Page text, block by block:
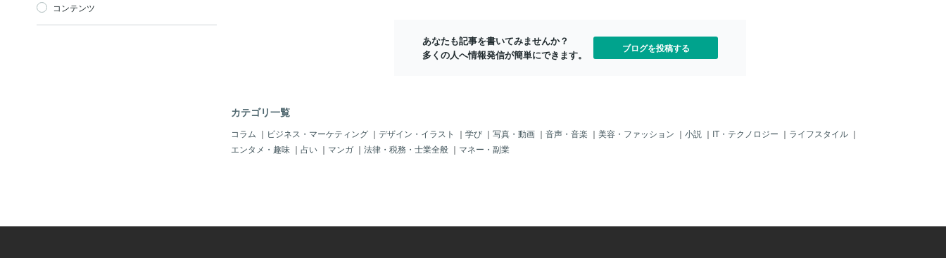
コンテンツ
赤ちゃん向けプラスチック製③陶器製④
お湯入れる式だとやわらか湯たんぽゴム
製、シリコン製⑤ウエットスーツ素材の
湯たんぽ たまご型から腰用、靴タイプ
（ややお高め）⑥小豆や大豆で温める
あなたも記事を書いてみませんか？
多くの人へ情報発信が簡単にできます。
ブログを投稿する
カテゴリ一覧
コラム ｜ ビジネス・マーケティング ｜ デザイン・イラスト ｜ 学び ｜ 写真・動画 ｜ 音声・音楽 ｜ 美容・ファッション ｜ 小説 ｜ IT・テクノロジー ｜ ライフスタイル ｜
エンタメ・趣味 ｜ 占い ｜ マンガ ｜ 法律・税務・士業全般 ｜ マネー・副業